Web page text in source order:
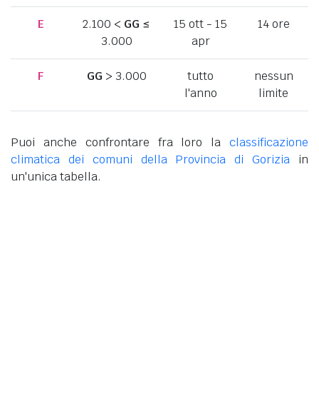
E 2.100 < GG ≤
3.000
15 ott - 15
apr
14 ore
F GG > 3.000
tutto
l'anno
nessun
limite
Puoi anche confrontare fra loro la classificazione
climatica dei comuni della Provincia di Gorizia in
un'unica tabella.